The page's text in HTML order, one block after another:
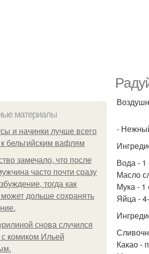
материалы
и начинки лучше всего
бельгийским вафлям
замечало, что после
часто почти сразу
тогда как
дольше сохранять
снова случился
с комиком Ильей
-
Вода - 1
Масло
Мука - 1
Яйца -
Какао -